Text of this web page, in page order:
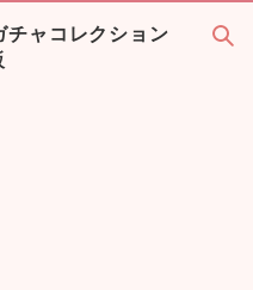
チャコレクション